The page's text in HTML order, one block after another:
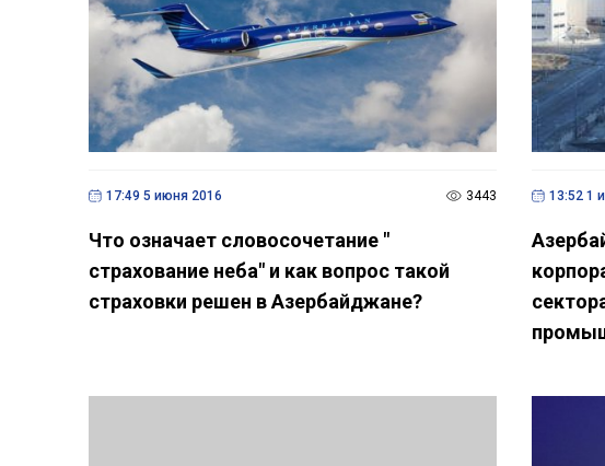
17:49 5 июня 2016 3443
Что означает словосочетание "
страхование неба" и как вопрос такой
страховки решен в Азербайджане?
13:52 1